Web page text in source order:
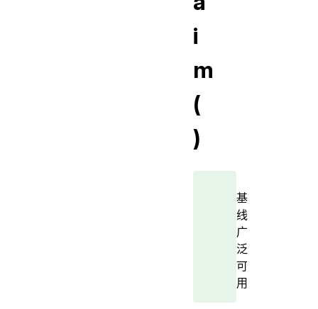
i
m
(
)
基
线
广
泛
可
用